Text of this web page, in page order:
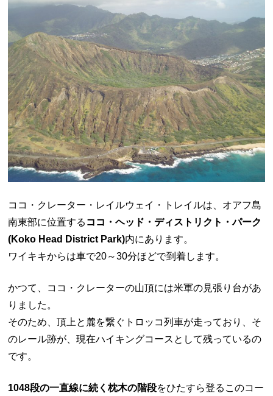
ココ・クレーター・レイルウェイ・トレイルは、オアフ島
南東部に位置する ココ・ヘッド・ディストリクト・パーク
(Koko Head District Park)内にあります。
ワイキキからは車で20～30分ほどで到着します。
かつて、ココ・クレーターの山頂には米軍の見張り台があ
りました。
そのため、頂上と麓を繋ぐトロッコ列車が走っており、そ
のレール跡が、現在ハイキングコースとして残っているの
です。
1048段の一直線に続く枕木の階段をひたすら登るこのコー